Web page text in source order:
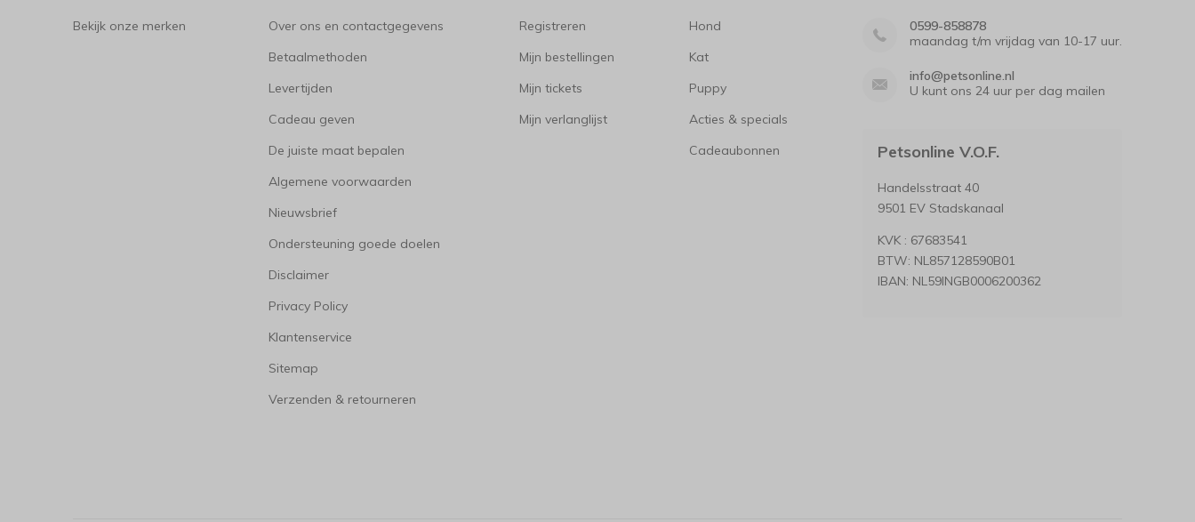
Bekijk onze merken
Over ons en contactgegevens
Betaalmethoden
Levertijden
Cadeau geven
De juiste maat bepalen
Algemene voorwaarden
Nieuwsbrief
Ondersteuning goede doelen
Disclaimer
Privacy Policy
Klantenservice
Sitemap
Verzenden & retourneren
Registreren
Mijn bestellingen
Mijn tickets
Mijn verlanglijst
Hond
Kat
Puppy
Acties & specials
Cadeaubonnen
0599-858878
maandag t/m vrijdag van 10-17 uur.
info@petsonline.nl
U kunt ons 24 uur per dag mailen
Petsonline V.O.F.
Handelsstraat 40
9501 EV Stadskanaal
KVK : 67683541
BTW: NL857128590B01
IBAN: NL59INGB0006200362